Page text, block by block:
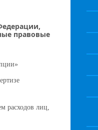
правовые
расходов лиц,